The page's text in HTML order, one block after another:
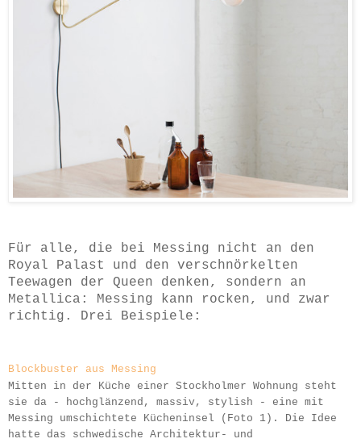
Für alle, die bei Messing nicht an den
Royal Palast und den verschnörkelten
Teewagen der Queen denken, sondern an
Metallica: Messing kann rocken, und zwar
richtig. Drei Beispiele:
Blockbuster aus Messing
Mitten in der Küche einer Stockholmer Wohnung steht
sie da - hochglänzend, massiv, stylish - eine mit
Messing umschichtete Kücheninsel (Foto 1). Die Idee
hatte das schwedische Architektur- und